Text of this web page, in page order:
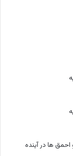
ها در آینده